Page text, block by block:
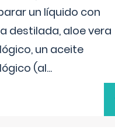
un líquido con
destilada, aloe vera
un aceite
(al...